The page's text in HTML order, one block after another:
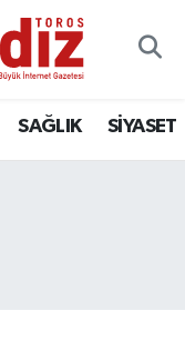
SAĞLIK SİYASET